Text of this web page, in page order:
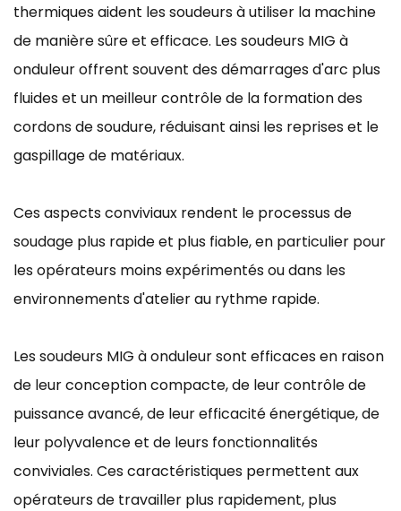
thermiques aident les soudeurs à utiliser la machine
de manière sûre et efficace. Les soudeurs MIG à
onduleur offrent souvent des démarrages d'arc plus
fluides et un meilleur contrôle de la formation des
cordons de soudure, réduisant ainsi les reprises et le
gaspillage de matériaux.
Ces aspects conviviaux rendent le processus de
soudage plus rapide et plus fiable, en particulier pour
les opérateurs moins expérimentés ou dans les
environnements d'atelier au rythme rapide.
Les soudeurs MIG à onduleur sont efficaces en raison
de leur conception compacte, de leur contrôle de
puissance avancé, de leur efficacité énergétique, de
leur polyvalence et de leurs fonctionnalités
conviviales. Ces caractéristiques permettent aux
opérateurs de travailler plus rapidement, plus